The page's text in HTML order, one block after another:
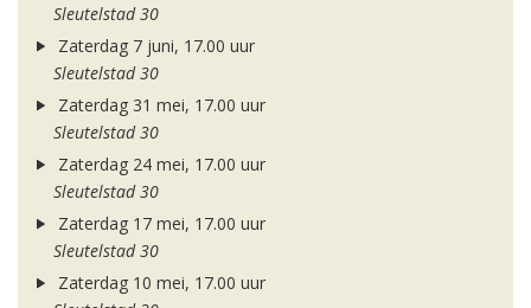
Sleutelstad 30
Zaterdag 7 juni, 17.00 uur
Sleutelstad 30
Zaterdag 31 mei, 17.00 uur
Sleutelstad 30
Zaterdag 24 mei, 17.00 uur
Sleutelstad 30
Zaterdag 17 mei, 17.00 uur
Sleutelstad 30
Zaterdag 10 mei, 17.00 uur